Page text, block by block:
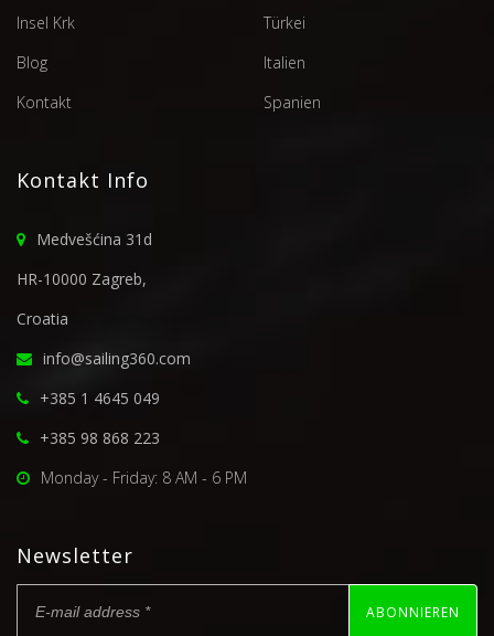
Insel Krk
Blog
Kontakt
Türkei
Italien
Spanien
Kontakt Info
Medvešćina 31d
HR-10000 Zagreb,
Croatia
info@sailing360.com
+385 1 4645 049
+385 98 868 223
Monday - Friday: 8 AM - 6 PM
Newsletter
ABONNIEREN